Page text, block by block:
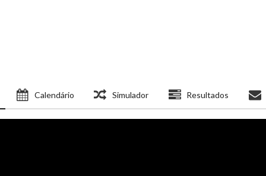
Calendário Simulador Resultados